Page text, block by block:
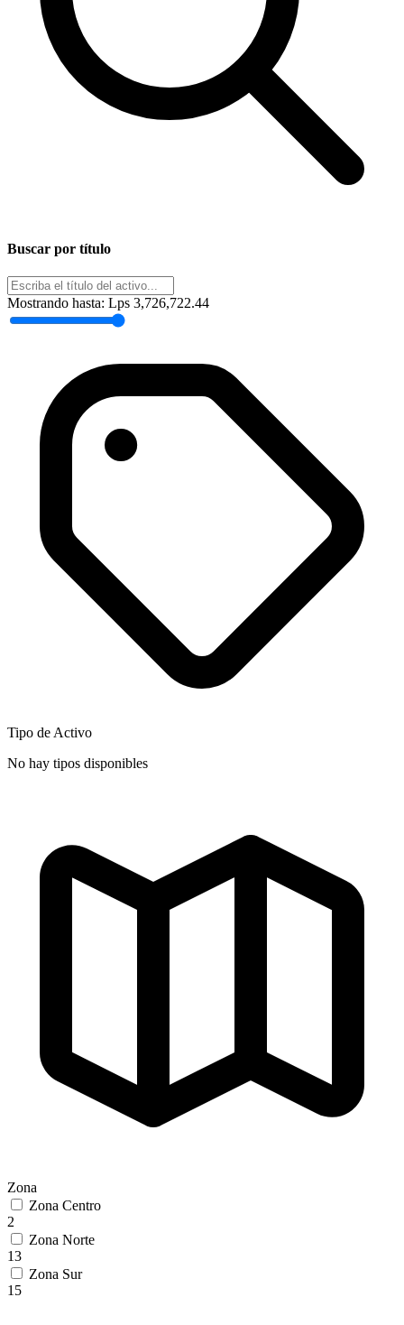
Buscar por título
Mostrando hasta: Lps 3,726,722.44
Tipo de Activo
No hay tipos disponibles
Zona
Zona Centro
2
Zona Norte
13
Zona Sur
15